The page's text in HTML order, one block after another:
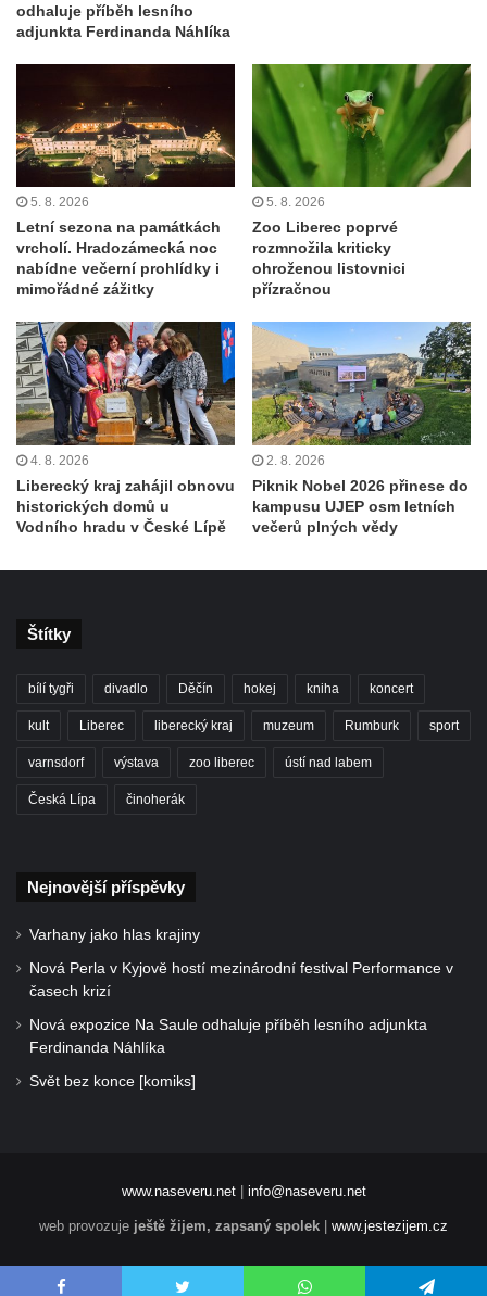
odhaluje příběh lesního
adjunkta Ferdinanda Náhlíka
5. 8. 2026
Letní sezona na památkách
vrcholí. Hradozámecká noc
nabídne večerní prohlídky i
mimořádné zážitky
5. 8. 2026
Zoo Liberec poprvé
rozmnožila kriticky
ohroženou listovnici
přízračnou
4. 8. 2026
Liberecký kraj zahájil obnovu
historických domů u
Vodního hradu v České Lípě
2. 8. 2026
Piknik Nobel 2026 přinese do
kampusu UJEP osm letních
večerů plných vědy
Štítky
bílí tygři divadlo Děčín hokej kniha koncert
kult Liberec liberecký kraj muzeum Rumburk sport
varnsdorf výstava zoo liberec ústí nad labem
Česká Lípa činoherák
Nejnovější příspěvky
Varhany jako hlas krajiny
Nová Perla v Kyjově hostí mezinárodní festival Performance v
časech krizí
Nová expozice Na Saule odhaluje příběh lesního adjunkta
Ferdinanda Náhlíka
Svět bez konce [komiks]
www.naseveru.net| info@naseveru.net
web provozuje ještě žijem, zapsaný spolek | www.jestezijem.cz